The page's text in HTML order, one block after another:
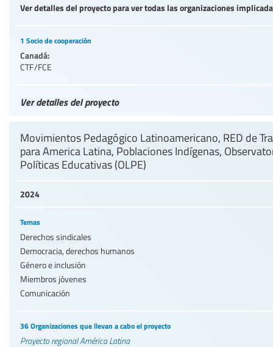
Ver detalles del proyecto para ver todas las organizaciones
1 Socio de cooperación
Canadá:
CTF/FCE
Ver detalles del proyecto
2024
Movimientos Pedagógico Latinoamericano, RED de
para America Latina, Poblaciones Indígenas,
Políticas Educativas (OLPE)
Temas
Derechos sindicales
Democracia, derechos humanos
Género e inclusión
Miembros jóvenes
Comunicación
36 Organizaciones que llevan a cabo el proyecto
Proyecto regional América Latina